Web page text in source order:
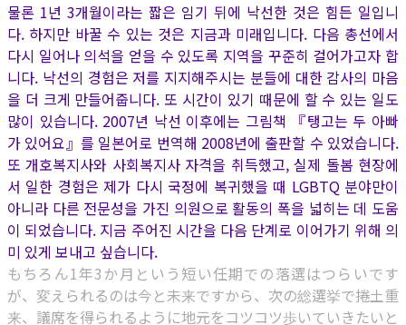
물론 1년 3개월이라는 짧은 임기 뒤에 낙선한 것은 힘든 일입니
다. 하지만 바꿀 수 있는 것은 지금과 미래입니다. 다음 총선에서
다시 일어나 의석을 얻을 수 있도록 지역을 꾸준히 걸어가고자 합
니다. 낙선의 경험은 저를 지지해주시는 분들에 대한 감사의 마음
을 더 크게 만들어줍니다. 또 시간이 있기 때문에 할 수 있는 일도
많이 있습니다. 2007년 낙선 이후에는 그림책 『탱고는 두 아빠
가 있어요』를 일본어로 번역해 2008년에 출판할 수 있었습니다.
또 개호복지사와 사회복지사 자격을 취득했고, 실제 돌봄 현장에
서 일한 경험은 제가 다시 국정에 복귀했을 때 LGBTQ 분야만이
아니라 다른 전문성을 가진 의원으로 활동의 폭을 넓히는 데 도움
이 되었습니다. 지금 주어진 시간을 다음 단계로 이어가기 위해 의
미 있게 보내고 싶습니다.
もちろん1年3か月という短い任期での落選はつらいです
が、変えられるのは今と未来ですから、次の総選挙で捲土重
来、議席を得られるように地元をコツコツ歩いていきたいと